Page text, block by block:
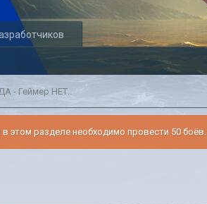
- Геймер НЕТ..
в этом разделе необходимо провести 50 боёв.